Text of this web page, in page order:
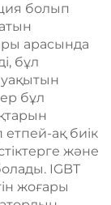
болып
арасында
бұл
уақытын
бұл
ақ биік
және
IGBT
жоғары